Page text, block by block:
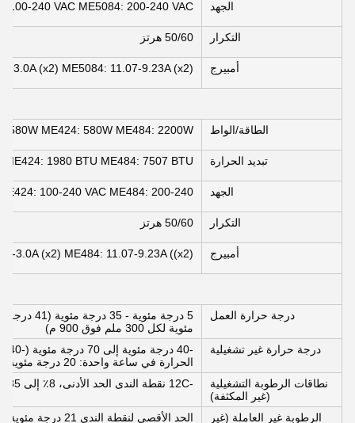
الجهد 100-240 VAC ME5084: 200-240 VAC
التكرار 50/60 هرتز
أمبيرج 3.0A (x2) ME5084: 11.07-9.23A (x2)
الطاقة/الواط 580W ME424: 580W ME484: 2200W
تبديد الحرارة ME424: 1980 BTU ME484: 7507 BTU
الجهد 100-240 VAC ME484: 200-240
التكرار 50/60 هرتز
أمبيرج 3.0A (x2) ME484: 11.07-9.23A ((x2)
درجة حرارة العمل
مئوية لكل 300 ملم فوق 900 م)
درجة حرارة غير تشغيلية
الحرارة في ساعة واحدة: 20 درجة مئوية
نطاقات الرطوبة التشغيلية
(غير المكثفة)
-12C نقطة الندى الحد الأدنى، 8٪ إلى 85٪ الحد الأقصى، غير مكثفة
الرطوبة غير العاملة (غير الحد الأقصى لنقطة الندى 21 درجة مئوية، الحد الأقصى من 5٪ إلى 100٪، غير مكثفة